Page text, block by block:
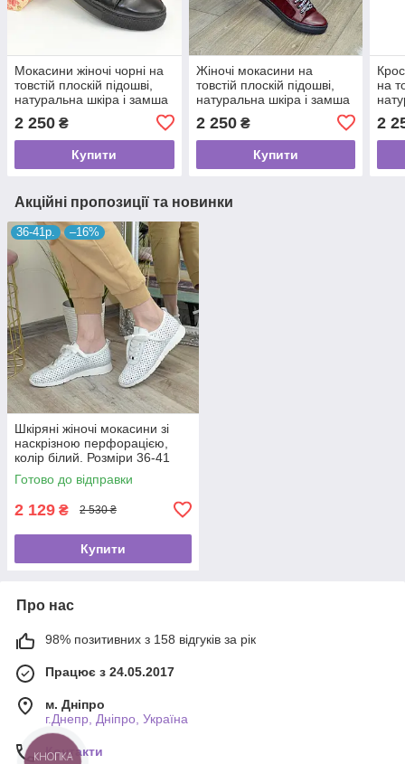
Мокасини жіночі чорні на
товстій плоскій підошві,
натуральна шкіра і замша
2 250 ₴
Купити
Жіночі мокасини на
товстій плоскій підошві,
натуральна шкіра і замша
2 250₴
Купити
на
2
Акційні пропозиції та новинки
36-41р. –16%
Шкіряні жіночі мокасини зі
наскрізною перфорацією,
колір білий. Розміри 36-41
Готово до відправки
2 129 ₴ 2 530 ₴
Купити
Про нас
98% позитивних з 158 відгуків за рік
Працює з 24.05.2017
м. Дніпро
г.Днепр, Дніпро, Україна
Контакти
КНОПКА